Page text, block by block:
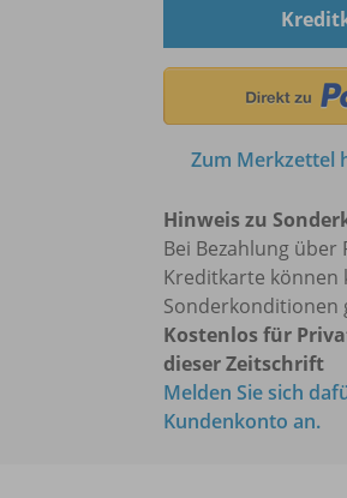
Zum Merkzettel
Hinweis zu
Bei Bezahlung über
Kreditkarte können
Sonderkonditionen
Kostenlos für
dieser Zeitschrift
Melden Sie sich
Kundenkonto an.